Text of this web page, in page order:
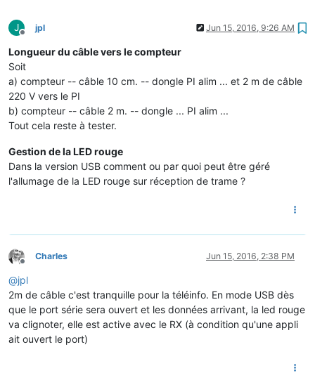
J
Offline
jpl Jun 15, 2016, 9:26 AM
Longueur du câble vers le compteur
Soit
a) compteur -- câble 10 cm. -- dongle PI alim ... et 2 m de câble
220 V vers le PI
b) compteur -- câble 2 m. -- dongle ... PI alim ...
Tout cela reste à tester.
Gestion de la LED rouge
Dans la version USB comment ou par quoi peut être géré
l'allumage de la LED rouge sur réception de trame ?
Offline
Charles Jun 15, 2016, 2:38 PM
@jpl
2m de câble c'est tranquille pour la téléinfo. En mode USB dès
que le port série sera ouvert et les données arrivant, la led rouge
va clignoter, elle est active avec le RX (à condition qu'une appli
ait ouvert le port)